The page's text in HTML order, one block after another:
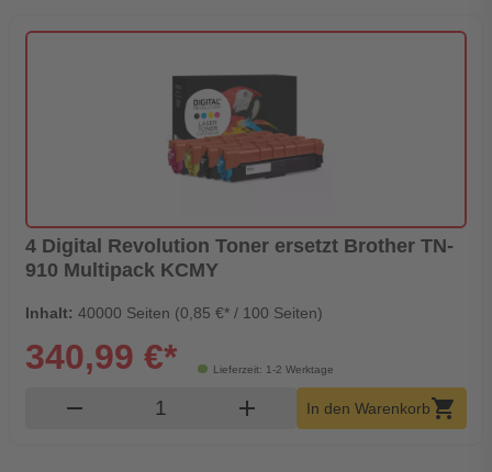
4 Digital Revolution Toner ersetzt Brother TN-
910 Multipack KCMY
Inhalt: 40000 Seiten (0,85 €* / 100 Seiten)
Lieferzeit: 1-2 Werktage
340,99 €*
remove Produkt Warenkorb Menge
add In den Warenkorbshopping_cart